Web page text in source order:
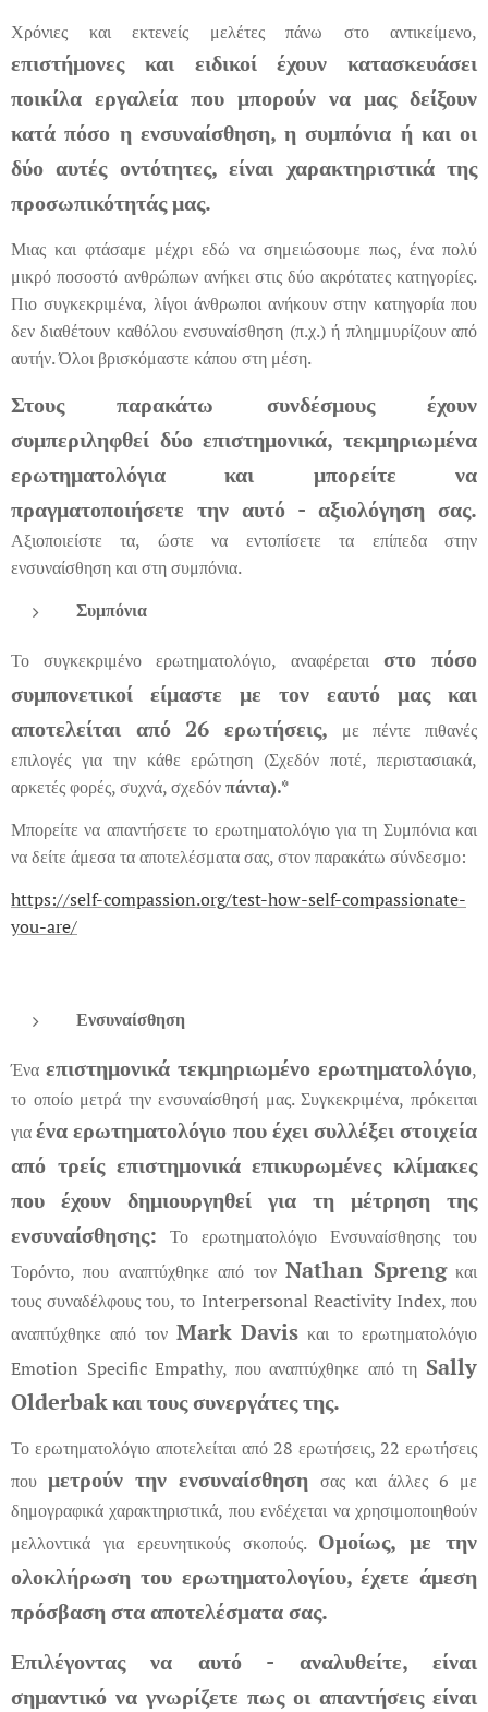
Χρόνιες και εκτενείς μελέτες πάνω στο αντικείμενο,
επιστήμονες και ειδικοί έχουν κατασκευάσει
ποικίλα εργαλεία που μπορούν να μας δείξουν
κατά πόσο η ενσυναίσθηση, η συμπόνια ή και οι
δύο αυτές οντότητες, είναι χαρακτηριστικά της
προσωπικότητάς μας.
Μιας και φτάσαμε μέχρι εδώ να σημειώσουμε πως, ένα πολύ
μικρό ποσοστό ανθρώπων ανήκει στις δύο ακρότατες κατηγορίες.
Πιο συγκεκριμένα, λίγοι άνθρωποι ανήκουν στην κατηγορία που
δεν διαθέτουν καθόλου ενσυναίσθηση (π.χ.) ή πλημμυρίζουν από
αυτήν. Όλοι βρισκόμαστε κάπου στη μέση.
Στους παρακάτω συνδέσμους έχουν
συμπεριληφθεί δύο επιστημονικά, τεκμηριωμένα
ερωτηματολόγια και μπορείτε να
πραγματοποιήσετε την αυτό - αξιολόγηση σας.
Αξιοποιείστε τα, ώστε να εντοπίσετε τα επίπεδα στην
ενσυναίσθηση και στη συμπόνια.
Συμπόνια
Το συγκεκριμένο ερωτηματολόγιο, αναφέρεται στο πόσο
συμπονετικοί είμαστε με τον εαυτό μας και
αποτελείται από 26 ερωτήσεις,
με πέντε πιθανές
επιλογές για την κάθε ερώτηση (Σχεδόν ποτέ, περιστασιακά,
αρκετές φορές, συχνά, σχεδόνπάντα).*
Μπορείτε να απαντήσετε το ερωτηματολόγιο για τη Συμπόνια και
να δείτε άμεσα τα αποτελέσματα σας, στον παρακάτω σύνδεσμο:
https://self-compassion.org/test-how-self-compassionate-
you-are/
Ενσυναίσθηση
Ένα επιστημονικά τεκμηριωμένο ερωτηματολόγιο,
το οποίο μετρά την ενσυναίσθησή μας. Συγκεκριμένα, πρόκειται
γιαένα ερωτηματολόγιο που έχει συλλέξει στοιχεία
από τρείς επιστημονικά επικυρωμένες κλίμακες
που έχουν δημιουργηθεί για τη μέτρηση της
ενσυναίσθησης: Το ερωτηματολόγιο Ενσυναίσθησης του
Τορόντο, που αναπτύχθηκε από τονNathan Sprengκαι
τους συναδέλφους του, το Interpersonal Reactivity Index, που
αναπτύχθηκε από τον Mark Davis και το ερωτηματολόγιο
Emotion Specific Empathy, που αναπτύχθηκε από τη Sally
Olderbakκαι τους συνεργάτες της.
Το ερωτηματολόγιο αποτελείται από 28 ερωτήσεις, 22 ερωτήσεις
που μετρούν την ενσυναίσθηση σας και άλλες 6 με
δημογραφικά χαρακτηριστικά, που ενδέχεται να χρησιμοποιηθούν
μελλοντικά για ερευνητικούς σκοπούς. Ομοίως, με την
ολοκλήρωση του ερωτηματολογίου, έχετε άμεση
πρόσβαση στα αποτελέσματα σας.
Επιλέγοντας να αυτό - αναλυθείτε, είναι
σημαντικό να γνωρίζετε πως οι απαντήσεις είναι